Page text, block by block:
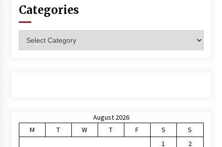
Categories
August 2026
M
T W T F S
S
1
2